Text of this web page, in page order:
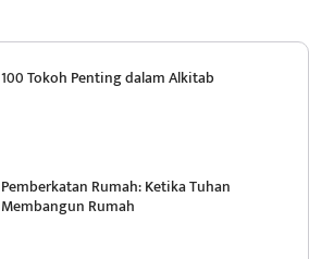
100 Tokoh Penting dalam Alkitab
Pemberkatan Rumah: Ketika Tuhan
Membangun Rumah